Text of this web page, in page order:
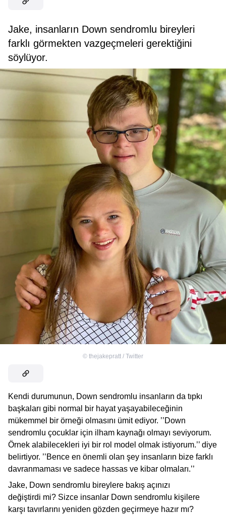
Jake, insanların Down sendromlu bireyleri
farklı görmekten vazgeçmeleri gerektiğini
söylüyor.
© thejakepratt / Twitter
Kendi durumunun, Down sendromlu insanların da tıpkı
başkaları gibi normal bir hayat yaşayabileceğinin
mükemmel bir örneği olmasını ümit ediyor. ’’Down
sendromlu çocuklar için ilham kaynağı olmayı seviyorum.
Örnek alabilecekleri iyi bir rol model olmak istiyorum.’’ diye
belirtiyor. ’’Bence en önemli olan şey insanların bize farklı
davranmaması ve sadece hassas ve kibar olmaları.’’
Jake, Down sendromlu bireylere bakış açınızı
değiştirdi mi? Sizce insanlar Down sendromlu kişilere
karşı tavırlarını yeniden gözden geçirmeye hazır mı?